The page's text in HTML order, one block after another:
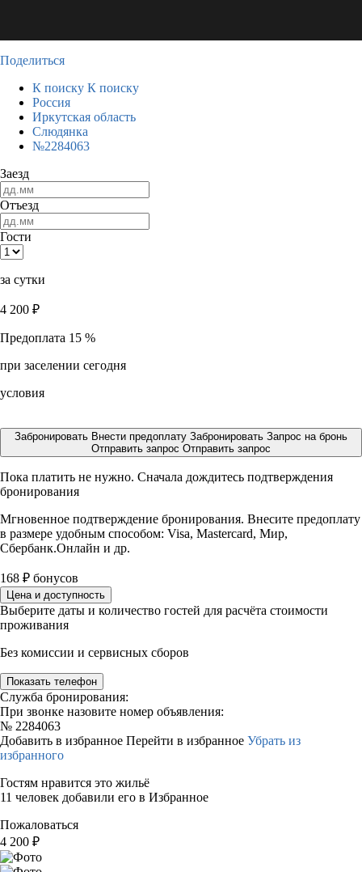
Поделиться
К поиску К поиску
Россия
Иркутская область
Слюдянка
№2284063
Заезд
Отъезд
Гости
за сутки
4 200 ₽
Предоплата 15 %
при заселении сегодня
условия
Забронировать Внести предоплату Забронировать Запрос на бронь
Отправить запрос Отправить запрос
Пока платить не нужно. Сначала дождитесь подтверждения
бронирования
Мгновенное подтверждение бронирования. Внесите предоплату
в размере удобным способом: Visa, Mastercard, Мир,
Сбербанк.Онлайн и др.
168 ₽ бонусов
Цена и доступность
Выберите даты и количество гостей для расчёта стоимости
проживания
Без комиссии и сервисных сборов
Показать телефон
Служба бронирования:
При звонке назовите номер объявления:
№ 2284063
Добавить в избранное Перейти в избранное Убрать из
избранного
Гостям нравится это жильё
11 человек добавили его в Избранное
Пожаловаться
4 200 ₽